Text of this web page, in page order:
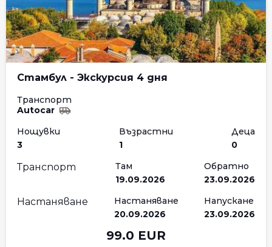
Стамбул - Экскурсия 4 дня
Транспорт
Autocar
Нощувки
3
Възрастни
1
Деца
0
Транспорт
Там
19.09.2026
Обратно
23.09.2026
Настаняване
Настаняване
20.09.2026
Напускане
23.09.2026
99.0 EUR